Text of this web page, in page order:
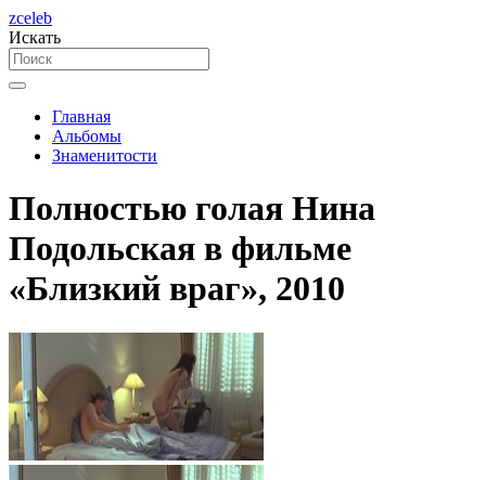
zceleb
Искать
Главная
Альбомы
Знаменитости
Полностью голая Нина
Подольская в фильме
«Близкий враг», 2010